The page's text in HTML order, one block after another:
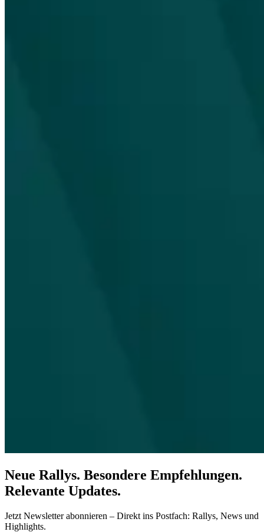
Neue Rallys. Besondere Empfehlungen.
Relevante Updates.
Jetzt Newsletter abonnieren – Direkt ins Postfach: Rallys, News und
Highlights.